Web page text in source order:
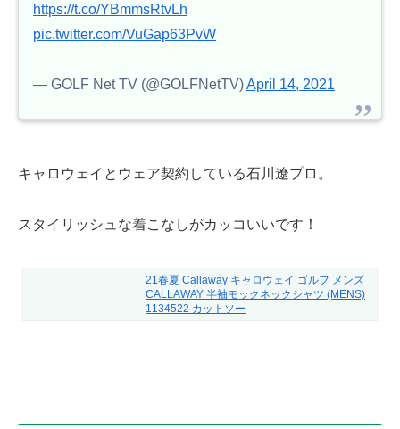
https://t.co/YBmmsRtvLh
pic.twitter.com/VuGap63PvW
— GOLF Net TV (@GOLFNetTV)April 14, 2021
キャロウェイとウェア契約している石川遼プロ。
スタイリッシュな着こなしがカッコいいです！
21春夏 Callaway キャロウェイ ゴルフ メンズ
CALLAWAY 半袖モックネックシャツ (MENS)
1134522 カットソー